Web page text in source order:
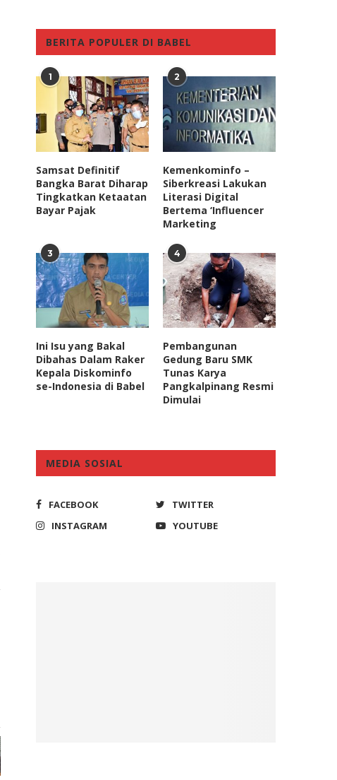
BERITA POPULER DI BABEL
1
Samsat Definitif
Bangka Barat Diharap
Tingkatkan Ketaatan
Bayar Pajak
2
Kemenkominfo –
Siberkreasi Lakukan
Literasi Digital
Bertema ‘Influencer
Marketing
3
Ini Isu yang Bakal
Dibahas Dalam Raker
Kepala Diskominfo
se-Indonesia di Babel
4
Pembangunan
Gedung Baru SMK
Tunas Karya
Pangkalpinang Resmi
Dimulai
MEDIA SOSIAL
FACEBOOK
TWITTER
INSTAGRAM
YOUTUBE